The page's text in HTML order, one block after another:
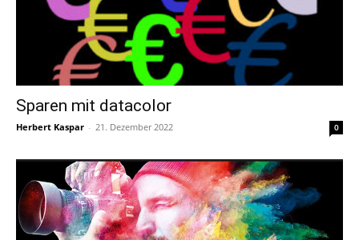
Sparen mit datacolor
Herbert Kaspar - 21. Dezember 2022 0